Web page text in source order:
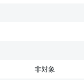
非対象